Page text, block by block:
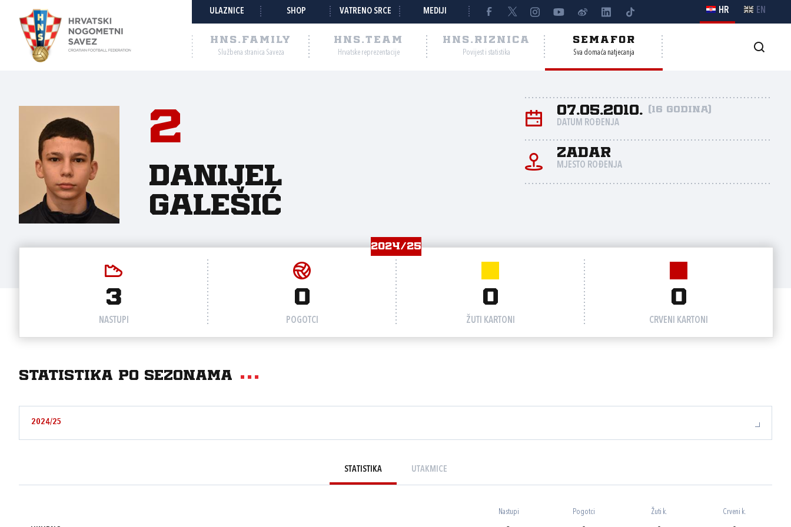
ULAZNICE SHOP VATRENO SRCE MEDIJI HR EN
HNS.FAMILY
Službena stranica Saveza
HNS.TEAM
Hrvatske reprezentacije
HNS.RIZNICA
Povijest i statistika
SEMAFOR
Sva domaća natjecanja
2
Danijel
Galešić
07.05.2010. (16 godina)
DATUM ROĐENJA
Zadar
MJESTO ROĐENJA
2024/25
3
NASTUPI
0
POGOTCI
0
ŽUTI KARTONI
0
CRVENI KARTONI
Statistika po sezonama
2024/25
STATISTIKA UTAKMICE
Nastupi Pogotci Žuti k. Crveni k.